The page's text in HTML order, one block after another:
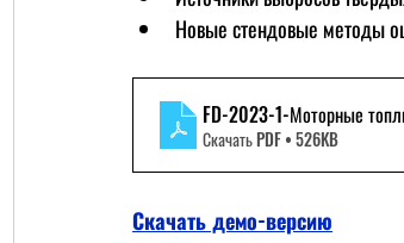
Новые стендовые методы
FD-2023-1-Моторные
Скачать PDF • 526KB
Скачать демо-версию